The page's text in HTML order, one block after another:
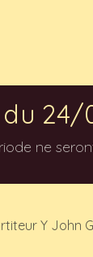
24/
ne
Y John